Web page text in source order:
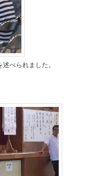
べられました。